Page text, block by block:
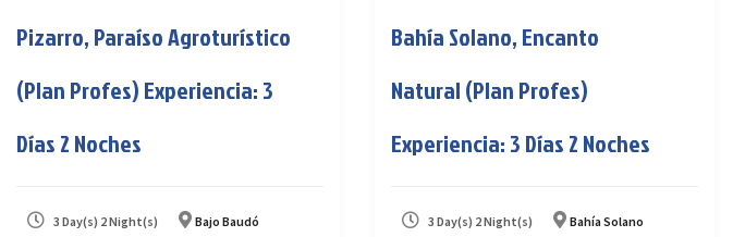
Pizarro, Paraíso Agroturístico
(Plan Profes) Experiencia: 3
Días 2 Noches
3 Day(s) 2 Night(s) Bajo Baudó
Bahía Solano, Encanto
Natural (Plan Profes)
Experiencia: 3 Días 2 Noches
3 Day(s) 2 Night(s) Bahía Solano